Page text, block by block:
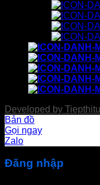
Developed by
Bản đồ
Gọi ngay
Zalo
Đăng nhập